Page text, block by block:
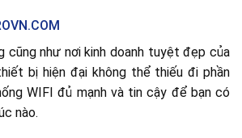
cũng như nơi kinh doanh tuyệt đẹp của
bị hiện đại không thể thiếu đi phần
WIFI đủ mạnh và tin cậy để bạn có
nào.